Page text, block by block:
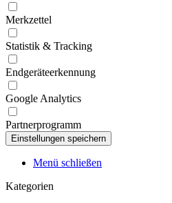
Merkzettel
Statistik & Tracking
Endgeräteerkennung
Google Analytics
Partnerprogramm
Menü schließen
Kategorien